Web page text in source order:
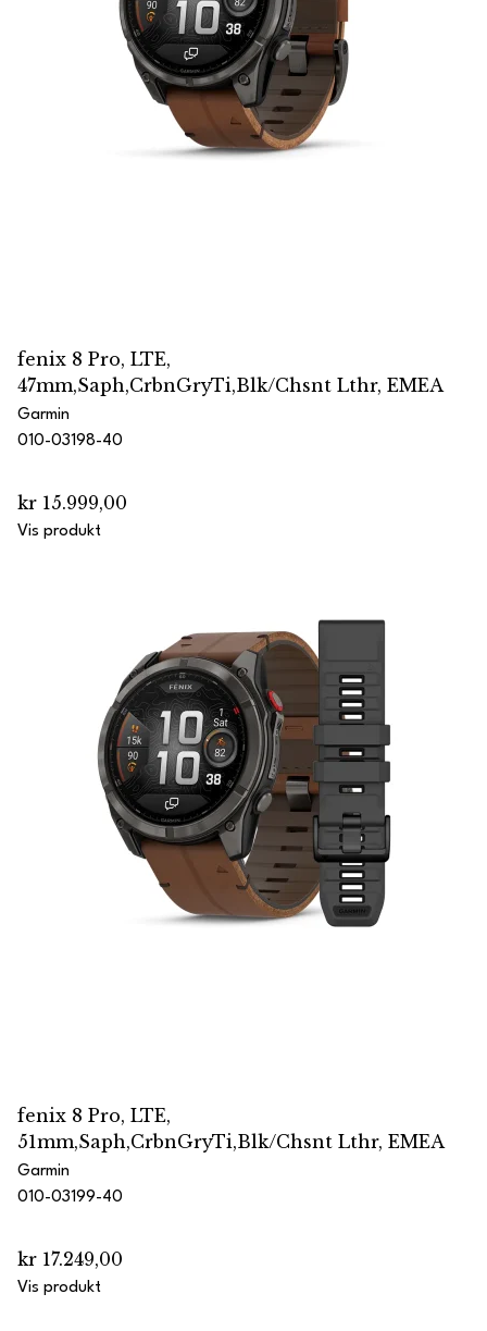
fenix 8 Pro, LTE,
47mm,Saph,CrbnGryTi,Blk/Chsnt Lthr, EMEA
Garmin
010-03198-40
kr 15.999,00
Vis produkt
fenix 8 Pro, LTE,
51mm,Saph,CrbnGryTi,Blk/Chsnt Lthr, EMEA
Garmin
010-03199-40
kr 17.249,00
Vis produkt